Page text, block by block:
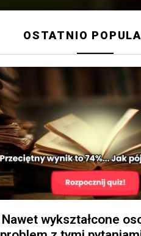
OSTATNIO
Nawet wykształcone